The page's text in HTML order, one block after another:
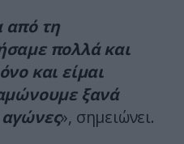
από τη
πολλά και
και είμαι
ξανά
», σημειώνει.